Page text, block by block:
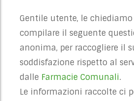
Gentile utente, le
compilare il seguente
anonima, per raccogliere il
soddisfazione rispetto al
dalle Farmacie Comunali.
Le informazioni raccolte ci